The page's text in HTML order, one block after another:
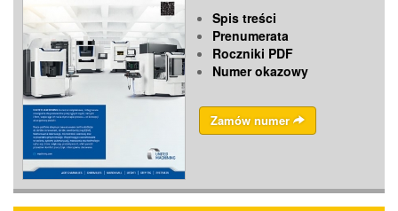
Spis treści
Prenumerata
Roczniki PDF
Numer okazowy
Zamów numer